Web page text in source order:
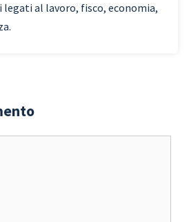
legati al lavoro, fisco, economia,